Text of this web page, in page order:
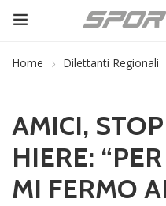
Home Dilettanti Regionali
AMICI,
HIERE:
MI FERMO